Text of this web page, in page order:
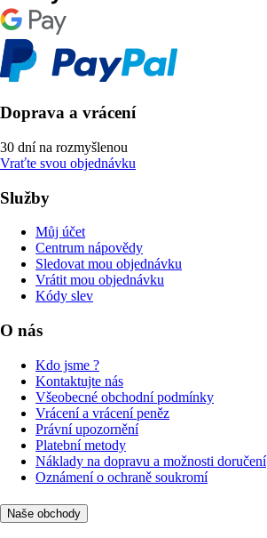
Doprava a vrácení
30 dní na rozmyšlenou
Vraťte svou objednávku
Služby
Můj účet
Centrum nápovědy
Sledovat mou objednávku
Vrátit mou objednávku
Kódy slev
O nás
Kdo jsme ?
Kontaktujte nás
Všeobecné obchodní podmínky
Vrácení a vrácení peněz
Právní upozornění
Platební metody
Náklady na dopravu a možnosti doručení
Oznámení o ochraně soukromí
Naše obchody